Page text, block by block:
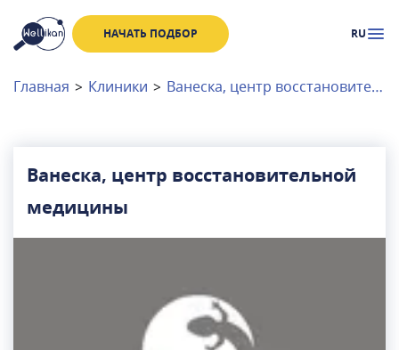
НАЧАТЬ ПОДБОР RU
Доктора
Клиники
Главная > Клиники > Ванеска, центр восстановительной медицины
Ванеска, центр восстановительной
медицины